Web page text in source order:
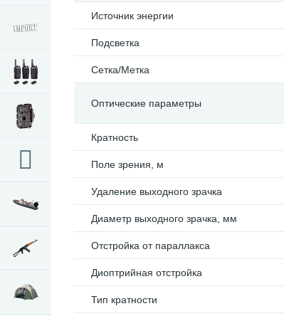
Источник энергии
Подсветка
Сетка/Метка
Оптические параметры
Кратность
Поле зрения, м
Удаление выходного зрачка
Диаметр выходного зрачка, мм
Отстройка от параллакса
Диоптрийная отстройка
Тип кратности